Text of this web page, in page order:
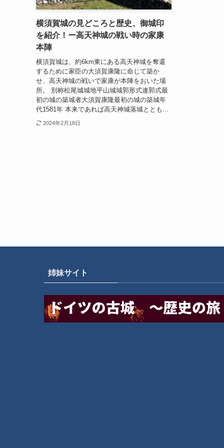
横須賀城の見どころと歴史、御城印
を紹介！ー高天神城の戦い時の家康
本陣
横須賀城は、約6km東にある高天神城を奪還
するために家臣の大須賀康隆に命じて築か
せ、高天神城の戦いで家康が本陣をおいた場
所。 別称松尾城城地平山城城郭形式連郭式最
初の城の築城者大須賀康隆最初の城の築城年
代1581年 本来であれば高天神城落城ととも...
2024年2月18日
姉妹サイト